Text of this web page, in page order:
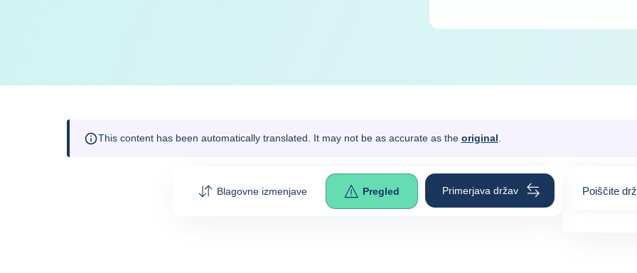
This content has been automatically translated. It may not be as accurate as the original
Blagovne izmenjave Pregled Primerjava držav Poiščite